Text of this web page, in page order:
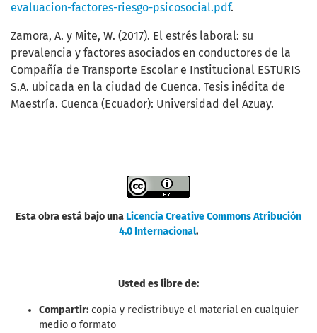
evaluacion-factores-riesgo-psicosocial.pdf.
Zamora, A. y Mite, W. (2017). El estrés laboral: su
prevalencia y factores asociados en conductores de la
Compañía de Transporte Escolar e Institucional ESTURIS
S.A. ubicada en la ciudad de Cuenca. Tesis inédita de
Maestría. Cuenca (Ecuador): Universidad del Azuay.
Esta obra está bajo una Licencia Creative Commons Atribución
4.0 Internacional.
Usted es libre de:
Compartir: copia y redistribuye el material en cualquier
medio o formato